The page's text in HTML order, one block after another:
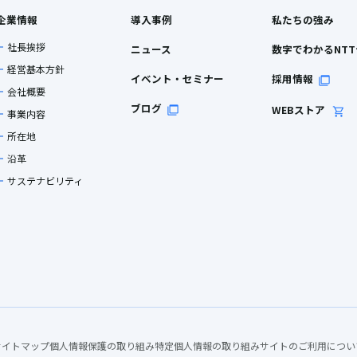
業情報
社長挨拶
経営基本方針
会社概要
事業内容
所在地
沿革
サステナビリティ
導入事例
ニュース
イベント・セミナー
ブログ
私たちの強み
数字でわかる
採用情報
WEBストア
トマップ個人情報保護の取り組み特定個人情報の取り組みサイトのご利用につい